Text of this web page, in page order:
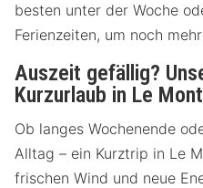
besten unter der Woche
Ferienzeiten, um noch
Auszeit gefällig?
Kurzurlaub in Le
Ob langes Wochenende
Alltag – ein Kurztrip in Le
frischen Wind und neue